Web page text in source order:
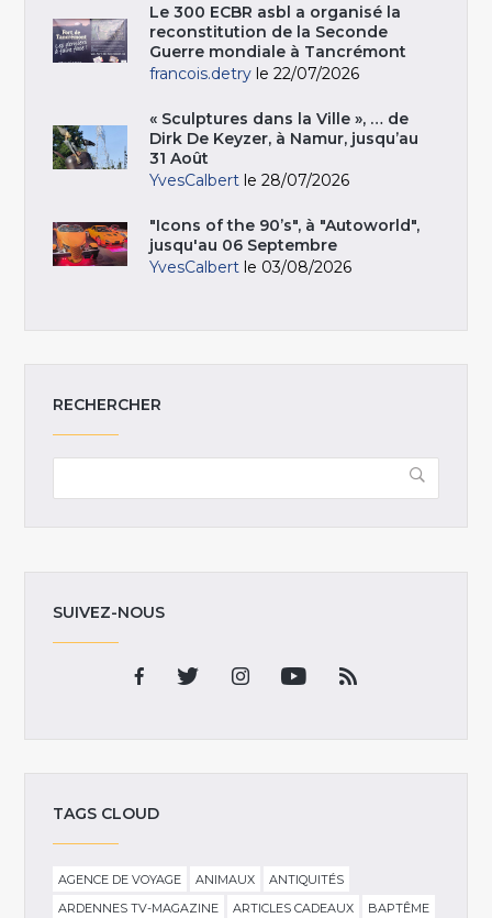
Le 300 ECBR asbl a organisé la
reconstitution de la Seconde
Guerre mondiale à Tancrémont
francois.detry le 22/07/2026
« Sculptures dans la Ville », … de
Dirk De Keyzer, à Namur, jusqu’au
31 Août
YvesCalbert le 28/07/2026
"Icons of the 90’s", à "Autoworld",
jusqu'au 06 Septembre
YvesCalbert le 03/08/2026
RECHERCHER
SUIVEZ-NOUS
TAGS CLOUD
AGENCE DE VOYAGE ANIMAUX
ANTIQUITÉS
ARDENNES TV-MAGAZINE
ARTICLES CADEAUX
BAPTÊME